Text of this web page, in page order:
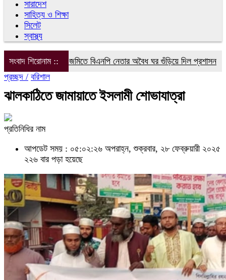
সারাদেশ
সাহিত্য ও শিক্ষা
সিলেট
স্বাস্থ্য
সংবাদ শিরোনাম ::
সরকারি জমিতে বিএনপি নেতার অবৈধ ঘর গুঁড়িয়ে দিল প্রশাসন
বরগুনা’র
প্রচ্ছদ / বরিশাল
ঝালকাঠিতে জামায়াতে ইসলামী শোভাযাত্রা
প্রতিনিধির নাম
আপডেট সময় : ০৫:০২:২৬ অপরাহ্ন, শুক্রবার, ২৮ ফেব্রুয়ারী ২০২৫
২২৬ বার পড়া হয়েছে